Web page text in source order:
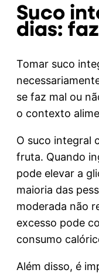
Suco
dias:
Tomar suco
se faz mal ou
o contexto
O suco integral
fruta. Quando
pode elevar a
maioria das
moderada não
excesso pode
consumo
Além disso, é